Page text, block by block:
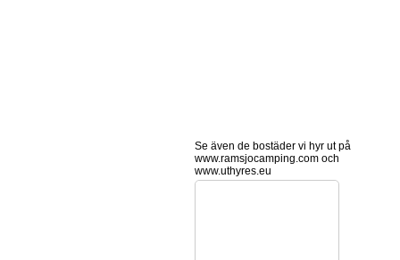
Se även de bostäder vi hyr ut på
www.ramsjocamping.com och
www.uthyres.eu